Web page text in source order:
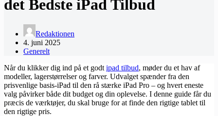
det Bedste iPad Tilbud
Redaktionen
4. juni 2025
Generelt
Når du klikker dig ind på et godt ipad tilbud, møder du et hav af
modeller, lagerstørrelser og farver. Udvalget spænder fra den
prisvenlige basis-iPad til den rå stærke iPad Pro – og hvert eneste
valg påvirker både dit budget og din oplevelse. I denne guide får du
præcis de værktøjer, du skal bruge for at finde den rigtige tablet til
den rigtige pris.